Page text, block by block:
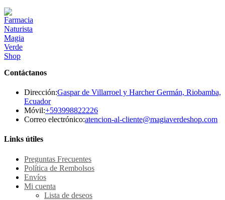
Contáctanos
Dirección:Gaspar de Villarroel y Harcher Germán, Riobamba,
Ecuador
Móvil:+593998822226Se
abre
Correo electrónico:atencion-al-cliente@magiaverdeshop.comSe
Links útiles
Preguntas Frecuentes
Política de Rembolsos
Envíos
Mi cuenta
Lista de deseos